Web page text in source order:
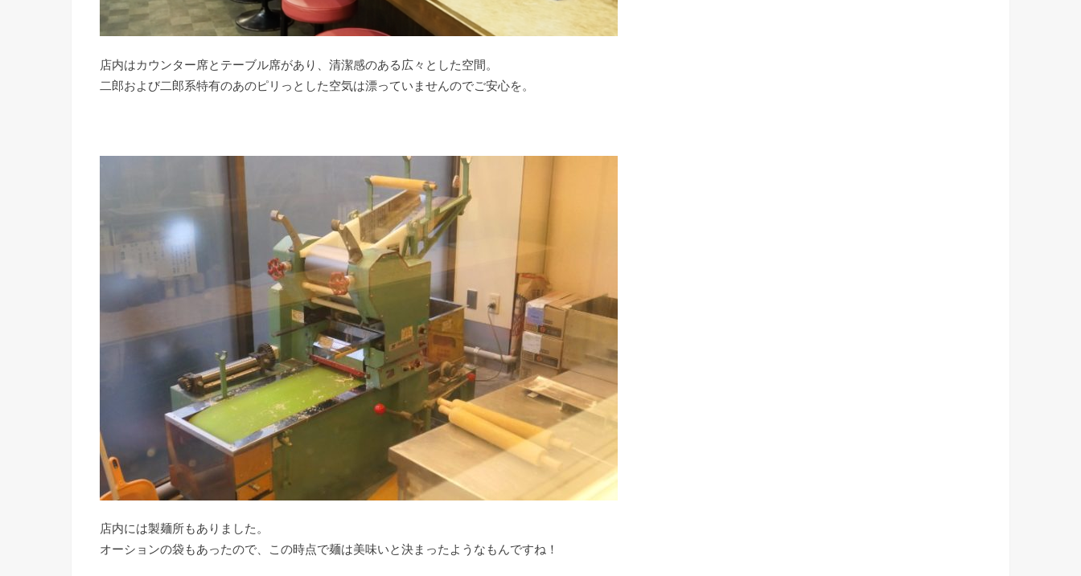
店内はカウンター席とテーブル席があり、清潔感のある広々とした空間。
二郎および二郎系特有のあのピリっとした空気は漂っていませんのでご安心を。
店内には製麺所もありました。
オーションの袋もあったので、この時点で麺は美味いと決まったようなもんですね！